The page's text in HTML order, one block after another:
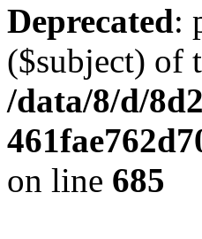
Deprecated:
($subject) of
/data/8/d/
on line 685